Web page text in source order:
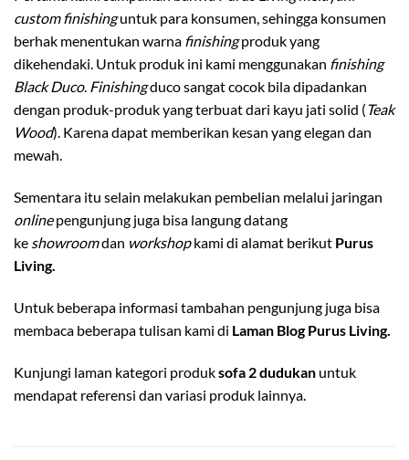
custom finishinguntuk para konsumen, sehingga konsumen
berhak menentukan warna finishingproduk yang
dikehendaki. Untuk produk ini kami menggunakan finishing
Black Duco. Finishingduco sangat cocok bila dipadankan
dengan produk-produk yang terbuat dari kayu jati solid (Teak
Wood). Karena dapat memberikan kesan yang elegan dan
mewah.
Sementara itu selain melakukan pembelian melalui jaringan
onlinepengunjung juga bisa langung datang
ke showroomdan workshopkami di alamat berikut Purus
Living.
Untuk beberapa informasi tambahan pengunjung juga bisa
membaca beberapa tulisan kami di Laman Blog Purus Living.
Kunjungi laman kategori produksofa 2 dudukan untuk
mendapat referensi dan variasi produk lainnya.